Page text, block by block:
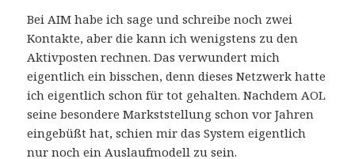
Bei AIM habe ich sage und schreibe noch zwei
Kontakte, aber die kann ich wenigstens zu den
Aktivposten rechnen. Das verwundert mich
eigentlich ein bisschen, denn dieses Netzwerk hatte
ich eigentlich schon für tot gehalten. Nachdem AOL
seine besondere Markststellung schon vor Jahren
eingebüßt hat, schien mir das System eigentlich
nur noch ein Auslaufmodell zu sein.